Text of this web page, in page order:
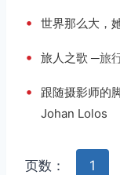
• 世界那么大，
• 旅人之歌 ─旅
•
跟随摄影师的
Johan Lolos
页数： 1